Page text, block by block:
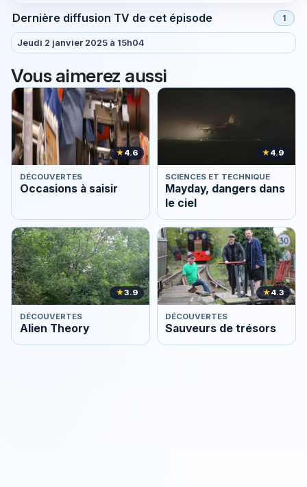
Dernière diffusion TV de cet épisode 1
Jeudi 2 janvier 2025 à 15h04
Vous aimerez aussi
★4.6
DÉCOUVERTES
Occasions à saisir
★4.9
SCIENCES ET TECHNIQUE
Mayday, dangers dans
le ciel
★3.9
DÉCOUVERTES
Alien Theory
★4.3
DÉCOUVERTES
Sauveurs de trésors